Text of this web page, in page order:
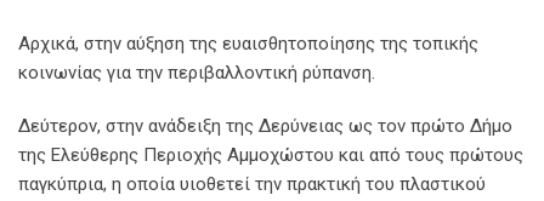
Αρχικά, στην αύξηση της ευαισθητοποίησης της τοπικής
κοινωνίας για την περιβαλλοντική ρύπανση.
Δεύτερον, στην ανάδειξη της Δερύνειας ως τον πρώτο Δήμο
της Ελεύθερης Περιοχής Αμμοχώστου και από τους πρώτους
παγκύπρια, η οποία υιοθετεί την πρακτική του πλαστικού